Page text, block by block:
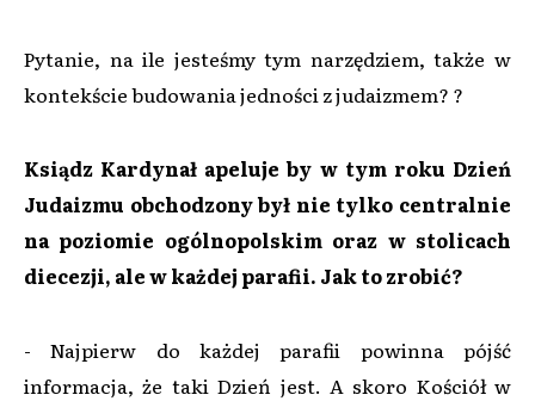
Pytanie, na ile jesteśmy tym narzędziem, także w
kontekście budowania jedności z judaizmem? ?
Ksiądz Kardynał apeluje by w tym roku Dzień
Judaizmu obchodzony był nie tylko centralnie
na poziomie ogólnopolskim oraz w stolicach
diecezji, ale w każdej parafii. Jak to zrobić?
- Najpierw do każdej parafii powinna pójść
informacja, że taki Dzień jest. A skoro Kościół w